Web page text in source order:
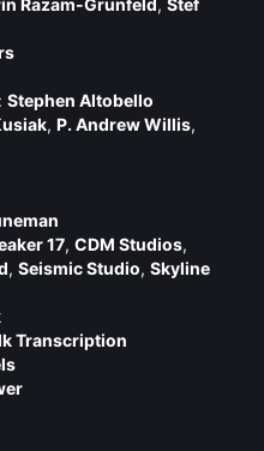
Razam-Grunfeld, Stef
Stephen Altobello
, P. Andrew Willis,
17, CDM Studios,
, Seismic Studio, Skyline
Transcription